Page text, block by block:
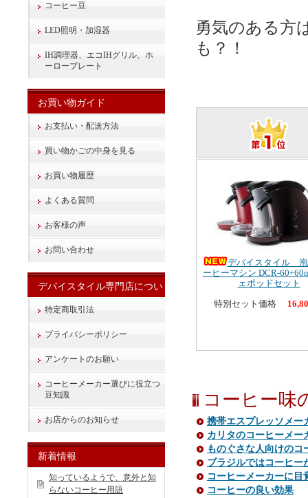
勇気のある方
も？！
デバイスタイル
ーヒーマシン DCR-
ェポッドセット
特別セット価格
コーヒー味
携帯エスプレッソメー
カリタのコーヒーメー
ものぐさな人向けのコ
ブラジルではコーヒー
コーヒーメーカーに目
コーヒーの良い効果
コーヒー豆
LED照明・加湿器
IH調理器、エコIHグリル、ホ
ーロープレート
お買い物ガイド
お支払い・配送方法
買い物かごの中身を見る
お買い物履歴
よくある質問
お客様の声
お問い合わせ
デバイスタイル専門店につい
て特定商取引法
プライバシーポリシー
アンケートのお願い
コーヒーメーカー選びに役立つ
豆知識
お店からのお知らせ
新着情報
知っているようで、意外と知
らないコーヒー用語